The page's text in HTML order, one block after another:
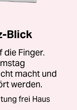
Blick
die Finger.
macht und
werden.
frei Haus